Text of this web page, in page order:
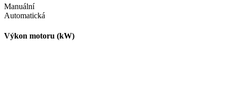
Manuální
Automatická
Výkon motoru (kW)